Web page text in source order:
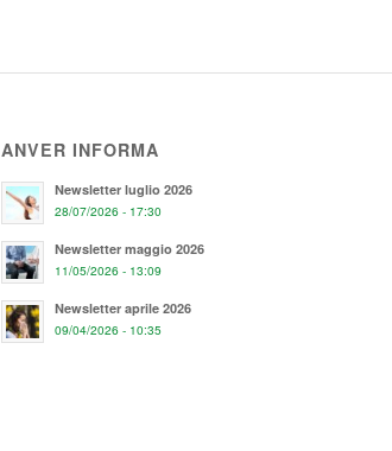
ANVER INFORMA
Newsletter luglio 2026
28/07/2026 - 17:30
Newsletter maggio 2026
11/05/2026 - 13:09
Newsletter aprile 2026
09/04/2026 - 10:35